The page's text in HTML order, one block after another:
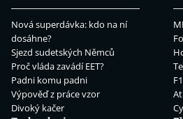
Nová superdávka: kdo na ní
dosáhne?
Sjezd sudetských Němců
Proč vláda zavádí EET?
Padni komu padni
Výpověď z práce vzor
Divoký kačer